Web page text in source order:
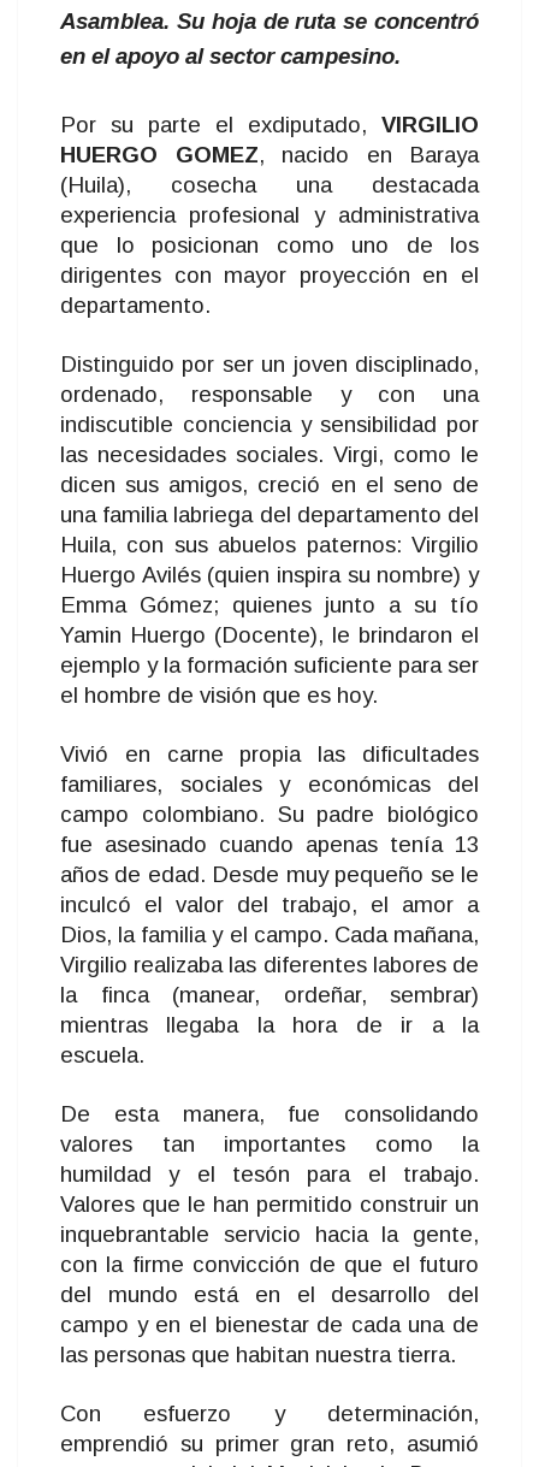
Asamblea. Su hoja de ruta se concentró
en el apoyo al sector campesino.
Por su parte el exdiputado, VIRGILIO
HUERGO GOMEZ, nacido en Baraya
(Huila), cosecha una destacada
experiencia profesional y administrativa
que lo posicionan como uno de los
dirigentes con mayor proyección en el
departamento.
Distinguido por ser un joven disciplinado,
ordenado, responsable y con una
indiscutible conciencia y sensibilidad por
las necesidades sociales. Virgi, como le
dicen sus amigos, creció en el seno de
una familia labriega del departamento del
Huila, con sus abuelos paternos: Virgilio
Huergo Avilés (quien inspira su nombre) y
Emma Gómez; quienes junto a su tío
Yamin Huergo (Docente), le brindaron el
ejemplo y la formación suficiente para ser
el hombre de visión que es hoy.
Vivió en carne propia las dificultades
familiares, sociales y económicas del
campo colombiano. Su padre biológico
fue asesinado cuando apenas tenía 13
años de edad. Desde muy pequeño se le
inculcó el valor del trabajo, el amor a
Dios, la familia y el campo. Cada mañana,
Virgilio realizaba las diferentes labores de
la finca (manear, ordeñar, sembrar)
mientras llegaba la hora de ir a la
escuela.
De esta manera, fue consolidando
valores tan importantes como la
humildad y el tesón para el trabajo.
Valores que le han permitido construir un
inquebrantable servicio hacia la gente,
con la firme convicción de que el futuro
del mundo está en el desarrollo del
campo y en el bienestar de cada una de
las personas que habitan nuestra tierra.
Con esfuerzo y determinación,
emprendió su primer gran reto, asumió